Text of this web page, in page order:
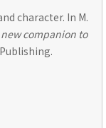
character. In M.
companion to